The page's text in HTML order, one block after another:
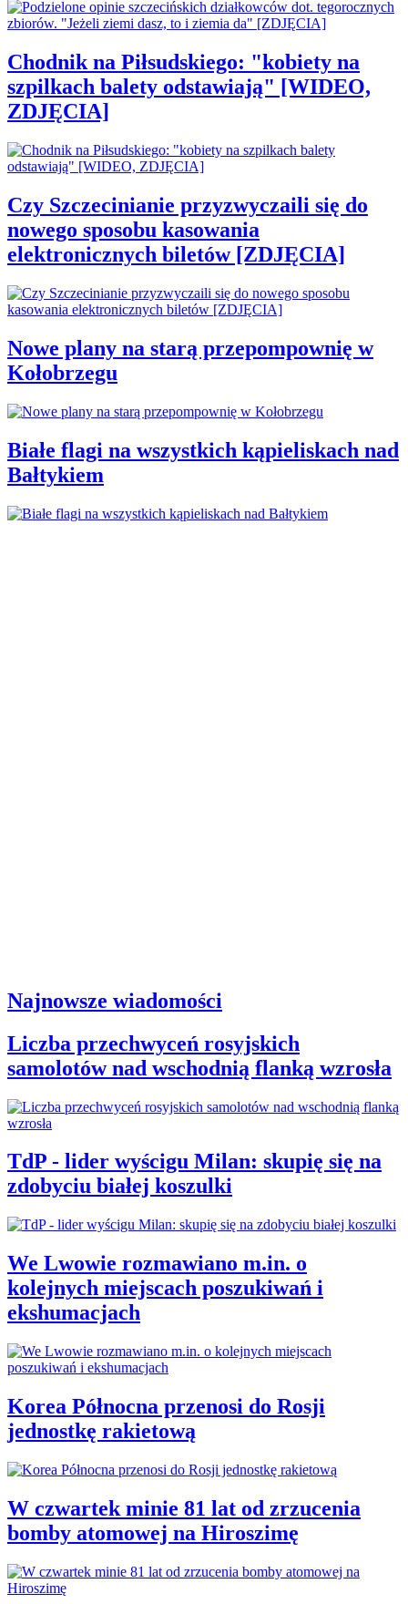
Chodnik na Piłsudskiego: "kobiety na
szpilkach balety odstawiają" [WIDEO,
ZDJĘCIA]
Czy Szczecinianie przyzwyczaili się do
nowego sposobu kasowania
elektronicznych biletów [ZDJĘCIA]
Nowe plany na starą przepompownię w
Kołobrzegu
Białe flagi na wszystkich kąpieliskach nad
Bałtykiem
Najnowsze wiadomości
Liczba przechwyceń rosyjskich
samolotów nad wschodnią flanką wzrosła
TdP - lider wyścigu Milan: skupię się na
zdobyciu białej koszulki
We Lwowie rozmawiano m.in. o
kolejnych miejscach poszukiwań i
ekshumacjach
Korea Północna przenosi do Rosji
jednostkę rakietową
W czwartek minie 81 lat od zrzucenia
bomby atomowej na Hiroszimę